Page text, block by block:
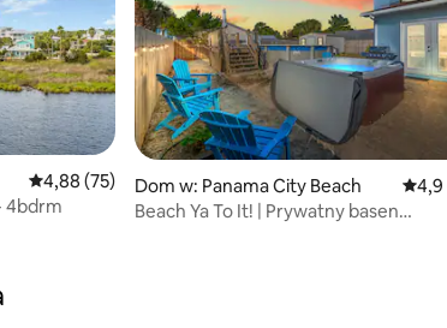
Średnia ocena: 4,88 na 5, liczba recenzji: 75
4,88 (75)
4bdrm
Dom w: Panama City Beach
4,9
Beach Ya To It! | Prywatny basen